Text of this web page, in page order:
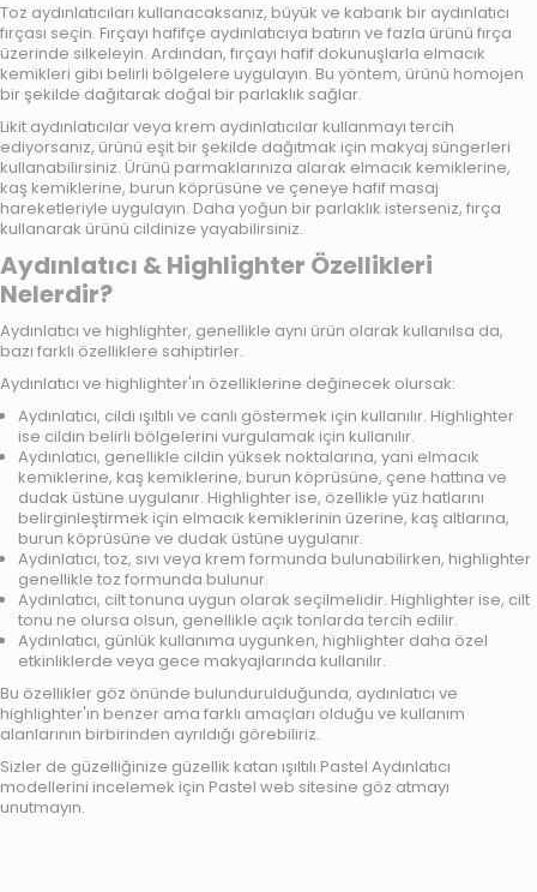
Toz aydınlatıcıları kullanacaksanız, büyük ve kabarık bir aydınlatıcı
fırçası seçin. Fırçayı hafifçe aydınlatıcıya batırın ve fazla ürünü fırça
üzerinde silkeleyin. Ardından, fırçayı hafif dokunuşlarla elmacık
kemikleri gibi belirli bölgelere uygulayın. Bu yöntem, ürünü homojen
bir şekilde dağıtarak doğal bir parlaklık sağlar.
Likit aydınlatıcılarveya krem aydınlatıcılar kullanmayı tercih
ediyorsanız, ürünü eşit bir şekilde dağıtmak için makyaj süngerleri
kullanabilirsiniz. Ürünü parmaklarınıza alarak elmacık kemiklerine,
kaş kemiklerine, burun köprüsüne ve çeneye hafif masaj
hareketleriyle uygulayın. Daha yoğun bir parlaklık isterseniz, fırça
kullanarak ürünü cildinize yayabilirsiniz.
Aydınlatıcı & Highlighter Özellikleri
Nelerdir?
Aydınlatıcı ve highlighter, genellikle aynı ürün olarak kullanılsa da,
bazı farklı özelliklere sahiptirler.
Aydınlatıcı ve highlighter'ın özelliklerine değinecek olursak:
Aydınlatıcı, cildi ışıltılı ve canlı göstermek için kullanılır. Highlighter
ise cildin belirli bölgelerini vurgulamak için kullanılır.
Aydınlatıcı, genellikle cildin yüksek noktalarına, yani elmacık
kemiklerine, kaş kemiklerine, burun köprüsüne, çene hattına ve
dudak üstüne uygulanır. Highlighter ise, özellikle yüz hatlarını
belirginleştirmek için elmacık kemiklerinin üzerine, kaş altlarına,
burun köprüsüne ve dudak üstüne uygulanır.
Aydınlatıcı, toz, sıvı veya krem formunda bulunabilirken, highlighter
genellikle toz formunda bulunur.
Aydınlatıcı, cilt tonuna uygun olarak seçilmelidir. Highlighter ise, cilt
tonu ne olursa olsun, genellikle açık tonlarda tercih edilir.
Aydınlatıcı, günlük kullanıma uygunken, highlighter daha özel
etkinliklerde veya gece makyajlarında kullanılır.
Bu özellikler göz önünde bulundurulduğunda, aydınlatıcı ve
highlighter'ın benzer ama farklı amaçları olduğu ve kullanım
alanlarının birbirinden ayrıldığı görebiliriz.
Sizler de güzelliğinize güzellik katan ışıltılı Pastel Aydınlatıcı
modellerini incelemek için Pastel web sitesine göz atmayı
unutmayın.